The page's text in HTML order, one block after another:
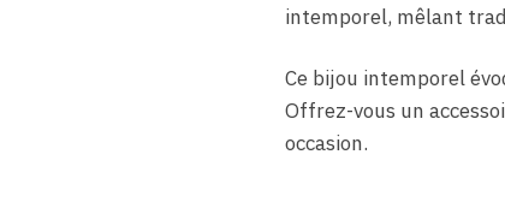
intemporel, mêlant
Ce bijou intemporel
Offrez-vous un
occasion.